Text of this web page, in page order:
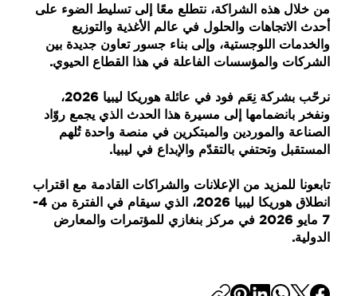
من خلال هذه الشراكة، نتطلع معًا إلىتسليط الضوء على
أحدث الاتجاهات والحلول في عالم الأغذية والتوزيع
والخدمات اللوجستية، وإلى بناء جسور تعاون جديدة بين
الشركات والمؤسسات الفاعلة في هذا القطاع الحيوي.
نرحّب بشركة نِعَم فود في عائلة هوريكا ليبيا 2026
،
ونفخر بانضمامها إلى مسيرة هذا الحدث الذي يجمع روّاد
الصناعة والموردين والمبتكرين في منصة واحدة تُلهم
المستقبل وتحتفي بالتقدّم والإبداع في ليبيا.
تابعونا للمزيد من الإعلانات والشراكات القادمة مع اقتراب
انطلاق هوريكا ليبيا 2026 ، الذي سيقام في الفترة من
4-
7 مايو 2026 في مركز بنغازي للمؤتمرات والمعارض
الدولية.